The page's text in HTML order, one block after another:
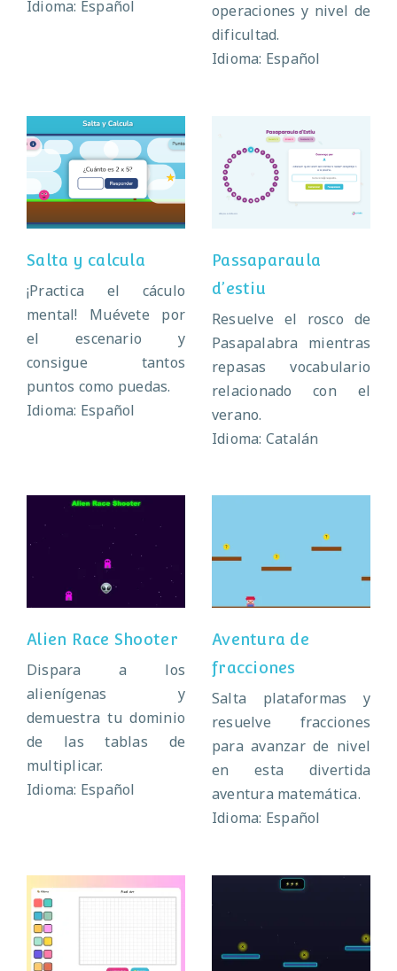
Idioma: Español
operaciones y nivel de
dificultad.
Idioma: Español
Salta y calcula
Salta y calcula
¡Practica el cáculo
mental! Muévete por
el escenario y
consigue tantos
puntos como puedas.
Idioma: Español
Passaparaula
d’estiu
Passaparaula
d’estiu
Resuelve el rosco de
Pasapalabra mientras
repasas vocabulario
relacionado con el
verano.
Idioma: Catalán
Alien Race
Shooter
Alien Race Shooter
Dispara a los
alienígenas y
demuestra tu dominio
de las tablas de
multiplicar.
Idioma: Español
Aventura de
fracciones
Aventura de
fracciones
Salta plataformas y
resuelve fracciones
para avanzar de nivel
en esta divertida
aventura matemática.
Idioma: Español
Ninja matemático